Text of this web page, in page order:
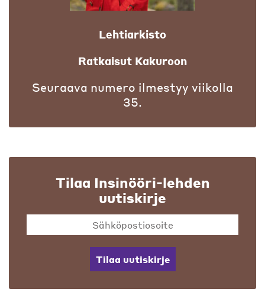
Lehtiarkisto
Ratkaisut Kakuroon
Seuraava numero ilmestyy viikolla
35.
Tilaa Insinööri-lehden
uutiskirje
Tilaa uutiskirje